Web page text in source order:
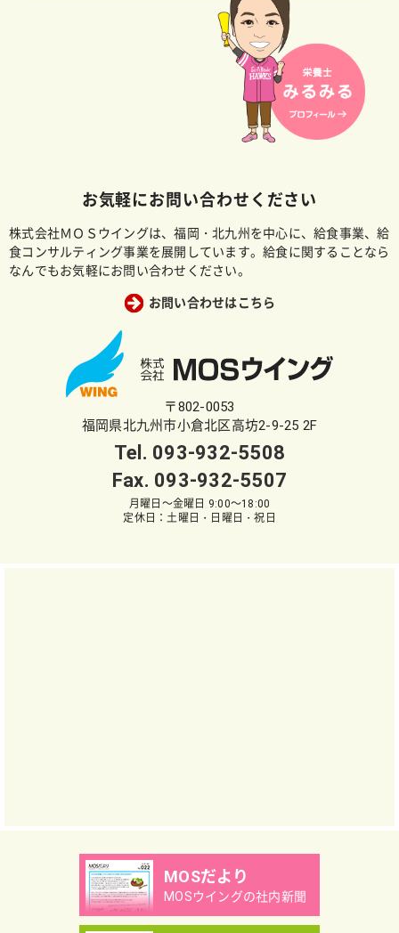
お気軽にお問い合わせください
株式会社ＭＯＳウイングは、福岡・北九州を中心に、給食事業、給
食コンサルティング事業を展開しています。給食に関することなら
なんでもお気軽にお問い合わせください。
お問い合わせはこちら
〒802-0053
福岡県北九州市小倉北区高坊2-9-25 2F
Tel. 093-932-5508
Fax. 093-932-5507
月曜日～金曜日 9:00～18:00
定休日：土曜日・日曜日・祝日
MOSだより
MOSウイングの社内新聞